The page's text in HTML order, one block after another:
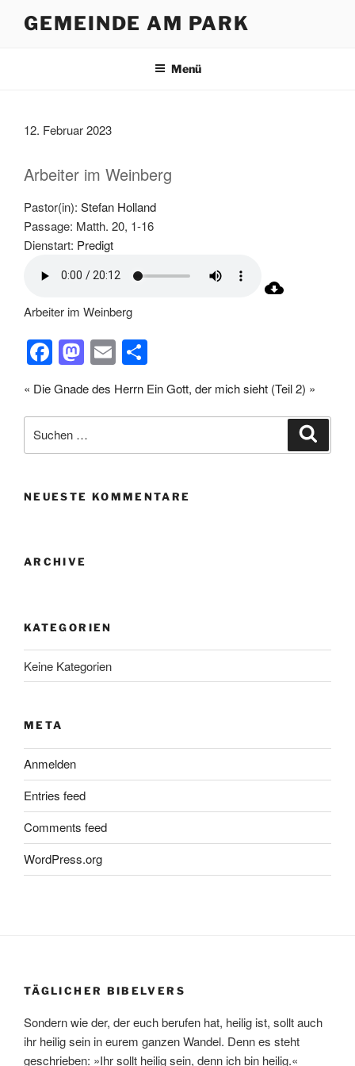
InhaltGEMEINDE AM PARK
Menü
12. Februar 2023
Arbeiter im Weinberg
Pastor(in): Stefan Holland
Passage: Matth. 20, 1-16
Dienstart: Predigt
Arbeiter im Weinberg
F
a
c
e
b
o
M
a
st
o
d
n
E
m
ail
eil
e
n
« Die Gnade des Herrn Ein Gott, der mich sieht (Teil 2) »
nach:
NEUESTE KOMMENTARE
ARCHIVE
KATEGORIEN
Keine Kategorien
META
Anmelden
Entries feed
Comments feed
WordPress.org
TÄGLICHER BIBELVERS
Sondern wie der, der euch berufen hat, heilig ist, sollt auch
ihr heilig sein in eurem ganzen Wandel. Denn es steht
geschrieben: »Ihr sollt heilig sein, denn ich bin heilig.«